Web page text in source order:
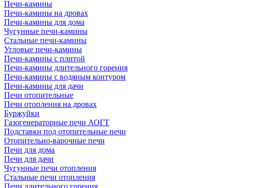
Печи-камины
Печи-камины на дровах
Печи-камины для дома
Чугунные печи-камины
Стальные печи-камины
Угловые печи-камины
Печи-камины с плитой
Печи-камины длительного горения
Печи-камины с водяным контуром
Печи-камины для дачи
Печи отопительные
Печи отопления на дровах
Буржуйки
Газогенераторные печи АОГТ
Подставки под отопительные печи
Отопительно-варочные печи
Печи для дома
Печи для дачи
Чугунные печи отопления
Стальные печи отопления
Печи длительного горения